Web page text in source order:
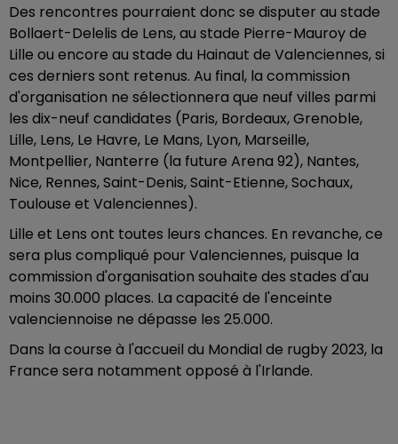
Des rencontres pourraient donc se disputer au stade
Bollaert-Delelis de Lens, au stade Pierre-Mauroy de
Lille ou encore au stade du Hainaut de Valenciennes, si
ces derniers sont retenus. Au final, la commission
d'organisation ne sélectionnera que neuf villes parmi
les dix-neuf candidates (Paris, Bordeaux, Grenoble,
Lille, Lens, Le Havre, Le Mans, Lyon, Marseille,
Montpellier, Nanterre (la future Arena 92), Nantes,
Nice, Rennes, Saint-Denis, Saint-Etienne, Sochaux,
Toulouse et Valenciennes).
Lille et Lens ont toutes leurs chances. En revanche, ce
sera plus compliqué pour Valenciennes, puisque la
commission d'organisation souhaite des stades d'au
moins 30.000 places. La capacité de l'enceinte
valenciennoise ne dépasse les 25.000.
Dans la course à l'accueil du Mondial de rugby 2023, la
France sera notamment opposé à l'Irlande.